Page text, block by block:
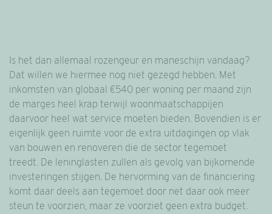
Is het dan allemaal rozengeur en maneschijn vandaag?
Dat willen we hiermee nog niet gezegd hebben. Met
inkomsten van globaal €540 per woning per maand zijn
de marges heel krap terwijl woonmaatschappijen
daarvoor heel wat service moeten bieden. Bovendien is er
eigenlijk geen ruimte voor de extra uitdagingen op vlak
van bouwen en renoveren die de sector tegemoet
treedt. De leninglasten zullen als gevolg van bijkomende
investeringen stijgen. De hervorming van de financiering
komt daar deels aan tegemoet door net daar ook meer
steun te voorzien, maar ze voorziet geen extra budget.